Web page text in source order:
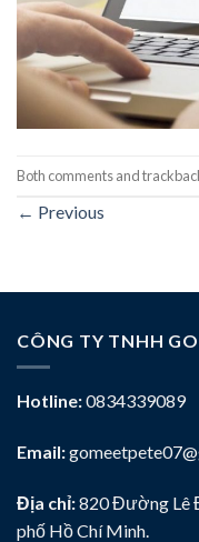
Both comments and
← Previous
CÔNG TY TNHH
Hotline:0834339089
Email:
Địa chỉ:820 Đường Lê
phố Hồ Chí Minh.